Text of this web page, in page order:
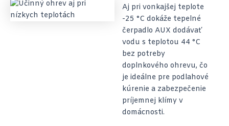
Aj pri vonkajšej teplote
-25 °C dokáže tepelné
čerpadlo AUX dodávať
vodu s teplotou 44 °C
bez potreby
doplnkového ohrevu, čo
je ideálne pre podlahové
kúrenie a zabezpečenie
príjemnej klímy v
domácnosti.